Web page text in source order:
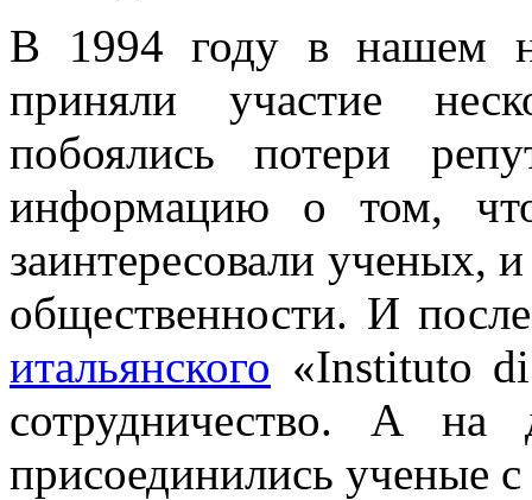
В 1994 году в нашем
приняли участие
побоялись потери
информацию о том,
заинтересовали ученых,
общественности. И
итальянского «Instituto
сотрудничество. А
присоединились ученые с